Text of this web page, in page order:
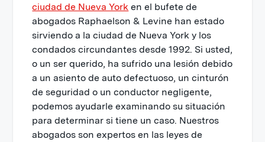
ciudad de Nueva York en el bufete de
abogados Raphaelson & Levine han estado
sirviendo a la ciudad de Nueva York y los
condados circundantes desde 1992. Si usted,
o un ser querido, ha sufrido una lesión debido
a un asiento de auto defectuoso, un cinturón
de seguridad o un conductor negligente,
podemos ayudarle examinando su situación
para determinar si tiene un caso. Nuestros
abogados son expertos en las leyes de